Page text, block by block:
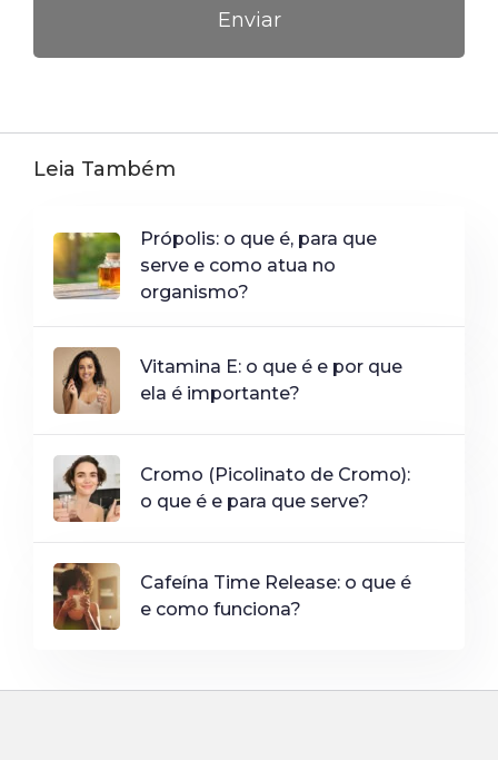
Leia Também
Própolis: o que é, para que
serve e como atua no
organismo?
Vitamina E: o que é e por que
ela é importante?
Cromo (Picolinato de Cromo):
o que é e para que serve?
Cafeína Time Release: o que é
e como funciona?